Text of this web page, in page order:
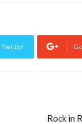
Twitter
Rock in